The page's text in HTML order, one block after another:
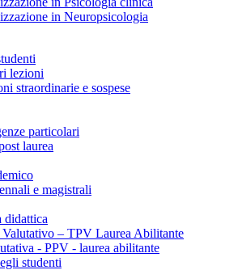
in Neuropsicologia
lezioni
straordinarie e sospese
particolari
laurea
e magistrali
didattica
– TPV Laurea Abilitante
- PPV - laurea abilitante
studenti